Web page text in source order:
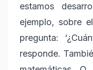
estamos
ejemplo, sobre
pregunta:
responde.